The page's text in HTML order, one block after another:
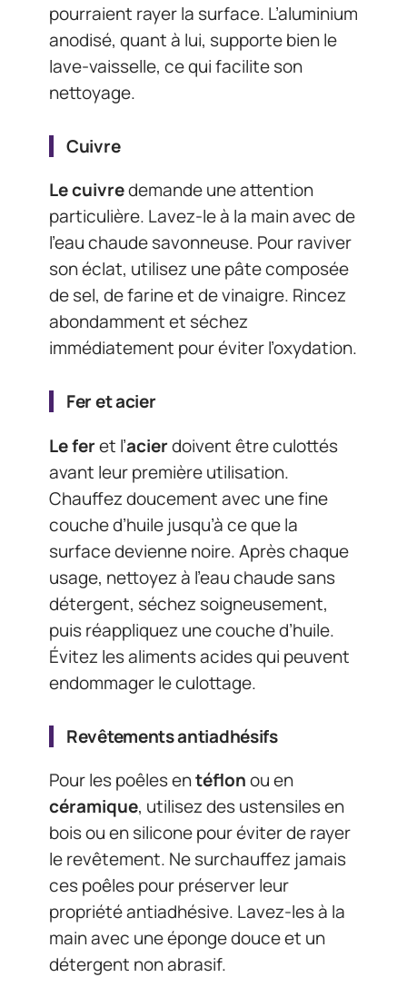
pourraient rayer la surface. L’aluminium
anodisé, quant à lui, supporte bien le
lave-vaisselle, ce qui facilite son
nettoyage.
Cuivre
Le cuivredemande une attention
particulière. Lavez-le à la main avec de
l’eau chaude savonneuse. Pour raviver
son éclat, utilisez une pâte composée
de sel, de farine et de vinaigre. Rincez
abondamment et séchez
immédiatement pour éviter l’oxydation.
Fer et acier
Le feret l’acierdoivent être culottés
avant leur première utilisation.
Chauffez doucement avec une fine
couche d’huile jusqu’à ce que la
surface devienne noire. Après chaque
usage, nettoyez à l’eau chaude sans
détergent, séchez soigneusement,
puis réappliquez une couche d’huile.
Évitez les aliments acides qui peuvent
endommager le culottage.
Revêtements antiadhésifs
Pour les poêles entéflonou en
céramique, utilisez des ustensiles en
bois ou en silicone pour éviter de rayer
le revêtement. Ne surchauffez jamais
ces poêles pour préserver leur
propriété antiadhésive. Lavez-les à la
main avec une éponge douce et un
détergent non abrasif.